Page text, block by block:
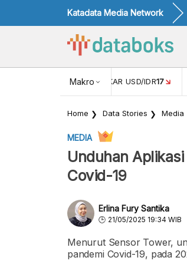
Katadata Media Network
Makro
NILAI TUKAR USD/IDR17
Home Data Stories Media
MEDIA
Unduhan
Covid-19
Erlina Fury Santika
21/05/2025 19:34 WIB
Menurut Sensor Tower,
pandemi Covid-19, pada